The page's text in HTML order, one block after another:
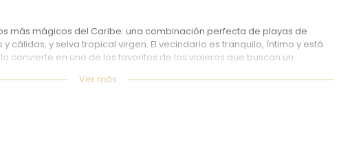
más mágicos del Caribe: una combinación perfecta de playas de
cálidas, y selva tropical virgen. El vecindario es tranquilo, íntimo y está
convierte en uno de los favoritos de los viajeros que buscan un
Ver más